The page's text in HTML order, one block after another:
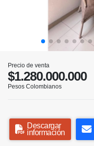
Precio de venta
$1.280.000.000
Pesos Colombianos
Descargar
información